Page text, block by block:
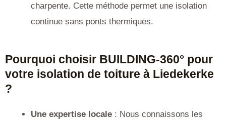
charpente. Cette méthode permet une isolation
continue sans ponts thermiques.
Pourquoi choisir BUILDING-360° pour
votre isolation de toiture à Liedekerke
?
Une expertise locale : Nous connaissons les